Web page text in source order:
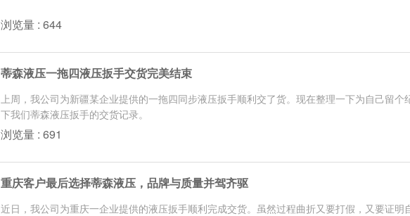
浏览量 : 644
蒂森液压一拖四液压扳手交货完美结束
上周，我公司为新疆某企业提供的一拖四同步液压扳手顺利交了货。现在整理一下为自己留个
下我们蒂森液压扳手的交货记录。
浏览量 : 691
重庆客户最后选择蒂森液压，品牌与质量并驾齐驱
近日，我公司为重庆一企业提供的液压扳手顺利完成交货。虽然过程曲折又要打假，又要证明